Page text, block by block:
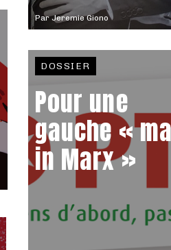
ParJeremie Giono
DOSSIER
Pour une
gauche «
in Marx »